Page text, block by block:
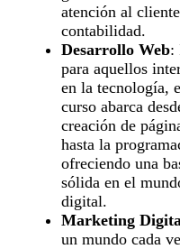
atención al
contabilidad.
Desarrollo Web:
para aquellos
en la tecnología,
curso abarca
creación de
hasta la
ofreciendo una
sólida en el
digital.
Marketing
un mundo cada